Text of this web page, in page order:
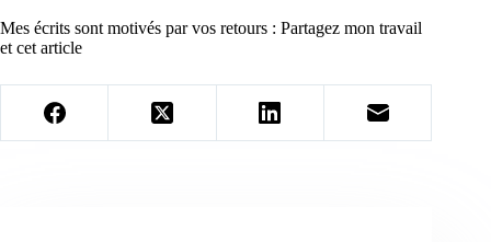
Mes écrits sont motivés par vos retours : Partagez mon travail
et cet article